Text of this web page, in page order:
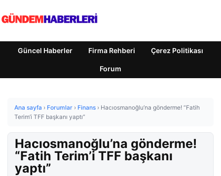
Güncel Haberler Firma Rehberi Çerez Politikası
Forum
Ana sayfa › Forumlar › Finans › Hacıosmanoğlu’na gönderme! “Fatih
Terim’i TFF başkanı yaptı”
Hacıosmanoğlu’na gönderme!
“Fatih Terim’i TFF başkanı
yaptı”